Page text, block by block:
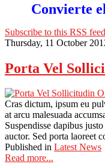
Convierte
Subscribe to this RSS feed
Thursday, 11 October
Porta Vel
Cras dictum, ipsum eu
at arcu malesuada
Suspendisse dapibus
auctor. Sed porta laoreet
Published in Latest News
Read more...